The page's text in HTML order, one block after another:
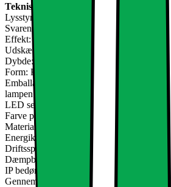
Teknisk information:
Lysstyrke: 324 lumens neutral hvid
Svarende til Halogen: 35W ca.
Effekt: 6W
Udskæring: ca 105 x 105 mm
Dybde: 20 mm
Form: Kantet
Emballage enhed (BxHxL): 19 x 3 x 16,5
lampen (LxBxH) ca dimensioner: 120 x
LED seværdighed: SMD 2835
Farve på montering: hvid
Materiale: Aluminium
Energiklasse: A
Driftsspænding: 220-240 volt AC
Dæmpbar: nej
IP bedømmelse: IP44
Gennemsnitlig levetid: op til 10.000 timer